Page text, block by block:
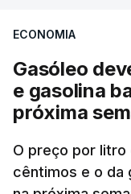
ECONOMIA
Gasóleo
e gasolina
próxima
O preço por litro
cêntimos e o da